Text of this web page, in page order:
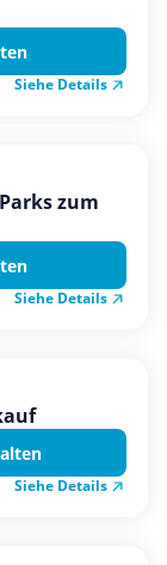
Siehe Details
zum
Siehe Details
Siehe Details